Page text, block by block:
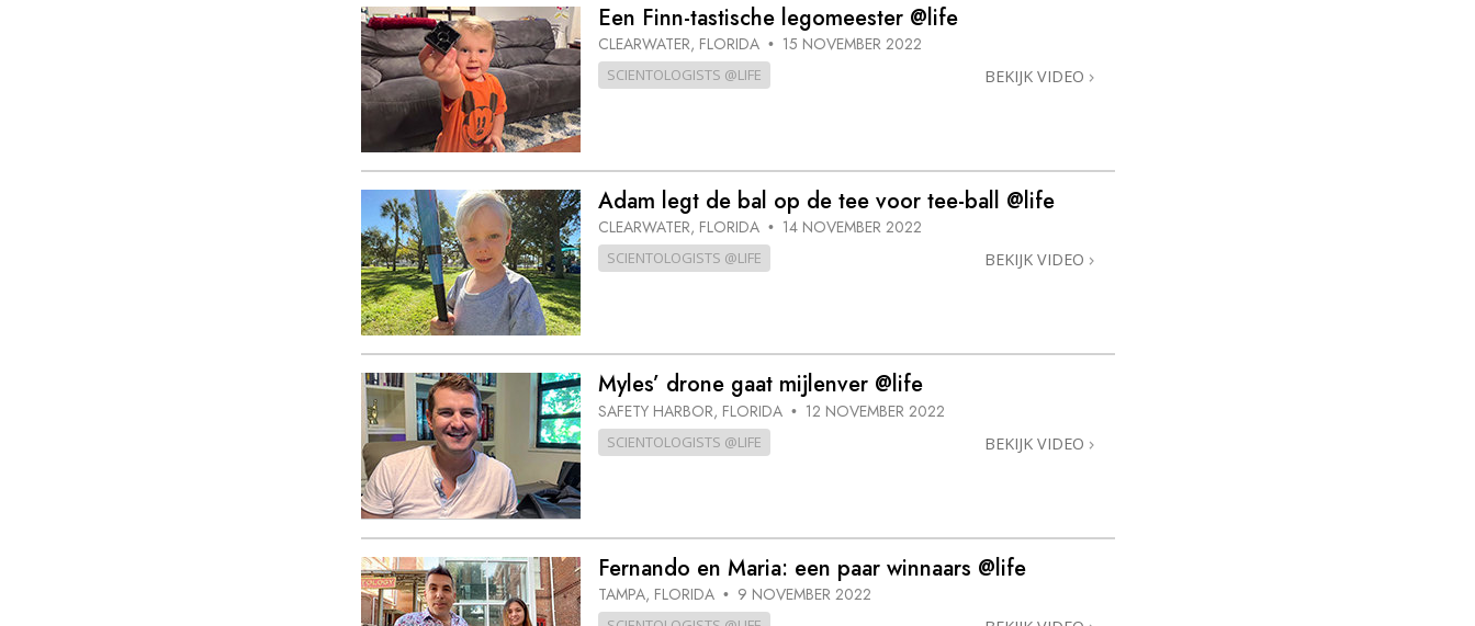
Een Finn-tastische legomeester @life
CLEARWATER, FLORIDA • 15 NOVEMBER 2022
SCIENTOLOGISTS @LIFE BEKIJK VIDEO
Adam legt de bal op de tee voor tee-ball @life
CLEARWATER, FLORIDA • 14 NOVEMBER 2022
SCIENTOLOGISTS @LIFE BEKIJK VIDEO
Myles’ drone gaat mijlenver @life
SAFETY HARBOR, FLORIDA • 12 NOVEMBER 2022
SCIENTOLOGISTS @LIFE BEKIJK VIDEO
Fernando en Maria: een paar winnaars @life
TAMPA, FLORIDA • 9 NOVEMBER 2022